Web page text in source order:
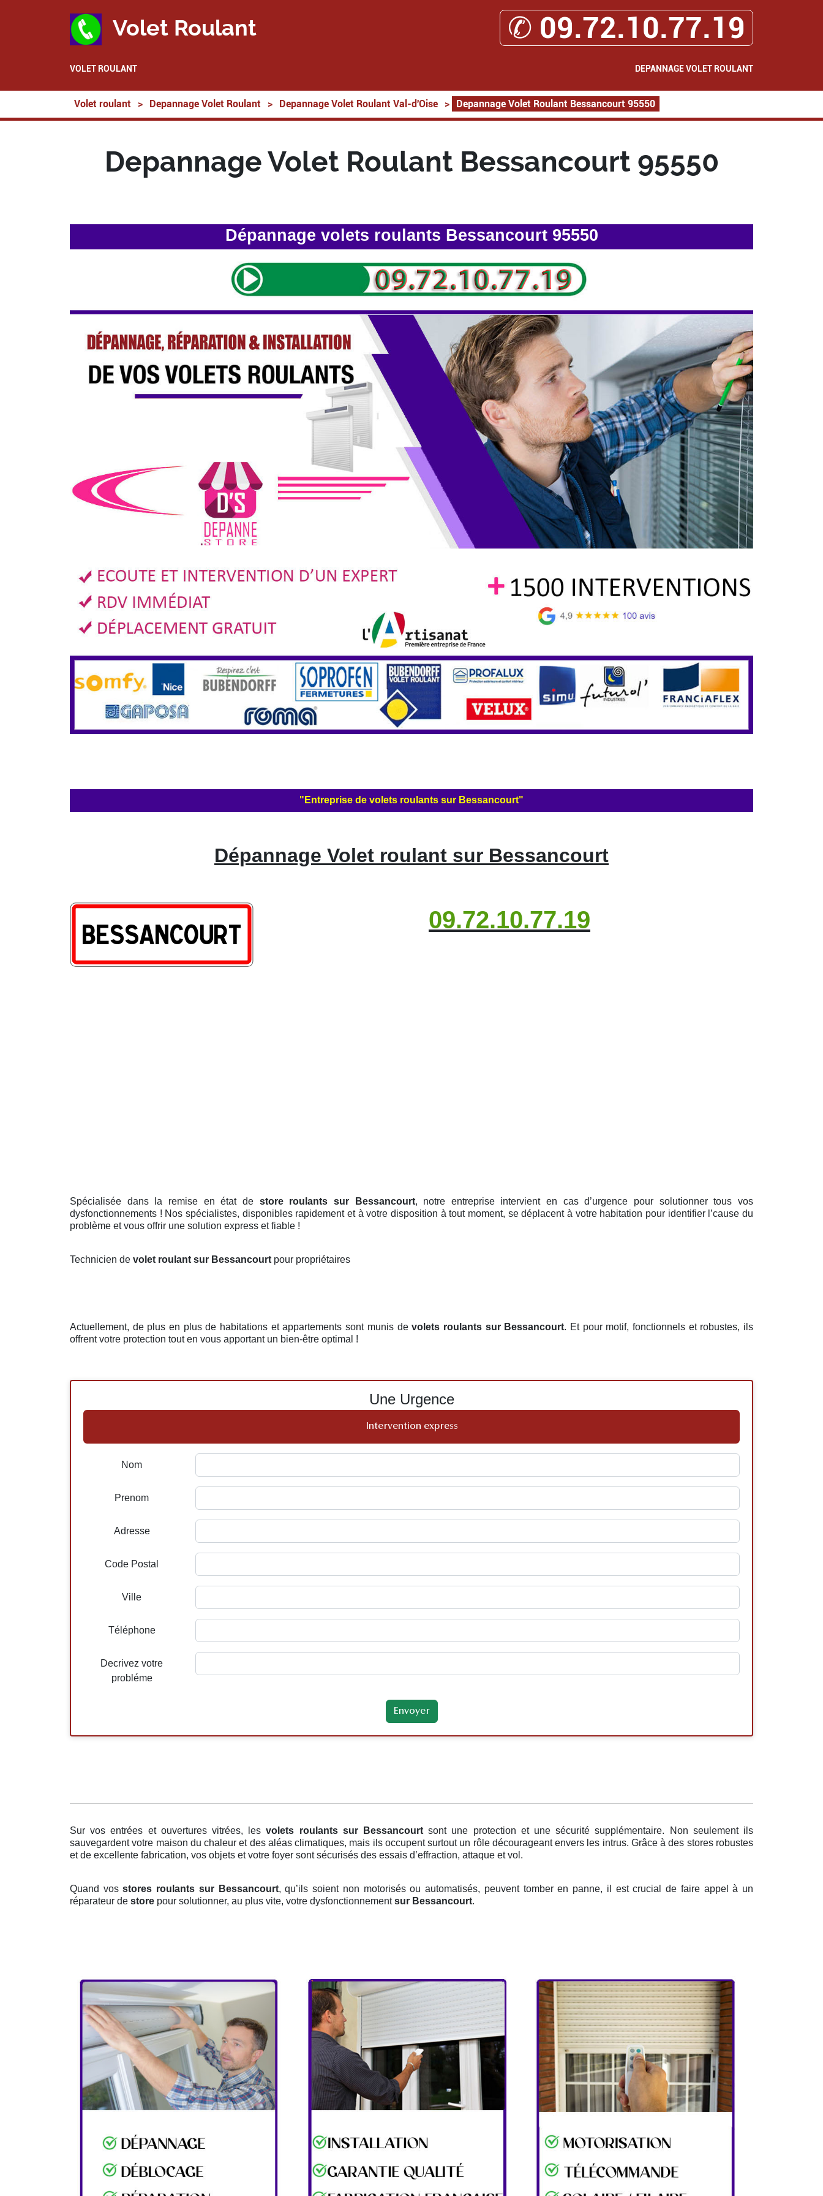
Volet Roulant ✆ 09.72.10.77.19
VOLET ROULANT DEPANNAGE VOLET ROULANT
Volet roulant > Depannage Volet Roulant > Depannage Volet Roulant Val-d'Oise > Depannage Volet Roulant Bessancourt 95550
Depannage Volet Roulant Bessancourt 95550
Dépannage volets roulants Bessancourt 95550
"Entreprise de volets roulants sur Bessancourt"
Dépannage Volet roulant sur Bessancourt
09.72.10.77.19
Spécialisée dans la remise en état de store roulants sur Bessancourt, notre entreprise intervient en cas d’urgence pour solutionner tous vos
dysfonctionnements ! Nos spécialistes, disponibles rapidement et à votre disposition à tout moment, se déplacent à votre habitation pour identifier l’cause du
problème et vous offrir une solution express et fiable !
Technicien de volet roulant sur Bessancourt pour propriétaires
Actuellement, de plus en plus de habitations et appartements sont munis devolets roulants sur Bessancourt. Et pour motif, fonctionnels et robustes, ils
offrent votre protection tout en vous apportant un bien-être optimal !
Une Urgence
Intervention express
Nom
Prenom
Adresse
Code Postal
Ville
Téléphone
Decrivez votre
probléme
Sur vos entrées et ouvertures vitrées, lesvolets roulants sur Bessancourtsont une protection et une sécurité supplémentaire. Non seulement ils
sauvegardent votre maison du chaleur et des aléas climatiques, mais ils occupent surtout un rôle décourageant envers les intrus. Grâce à des stores robustes
et de excellente fabrication, vos objets et votre foyer sont sécurisés des essais d’effraction, attaque et vol.
Quand vosstores roulants sur Bessancourt, qu’ils soient non motorisés ou automatisés, peuvent tomber en panne, il est crucial de faire appel à un
réparateur de store pour solutionner, au plus vite, votre dysfonctionnementsur Bessancourt.